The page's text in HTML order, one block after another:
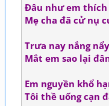
Đâu như em
Mẹ cha đã cử nụ
Trưa nay nắng
Mắt em sao lại
Em nguyền khổ
Tôi thề uống cạn